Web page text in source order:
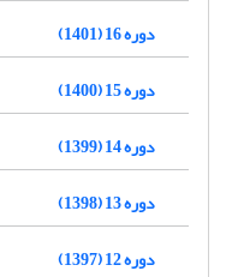
دوره 16 (1401)
دوره 15 (1400)
دوره 14 (1399)
دوره 13 (1398)
دوره 12 (1397)